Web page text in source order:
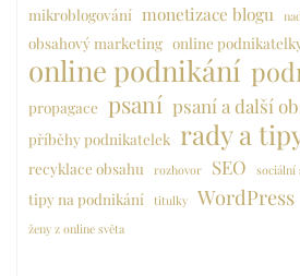
mikroblogování monetizace blogu
obsahový marketing online
online podnikání
propagace psaní psaní a další
příběhy podnikatelek rady a
recyklace obsahu
rozhovor SEO sociální
tipy na podnikání titulky WordPress
ženy z online světa